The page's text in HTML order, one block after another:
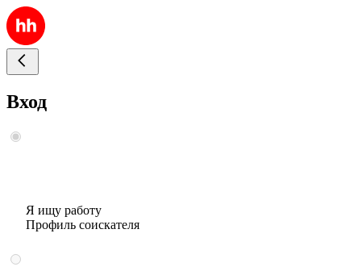
Вход
Я ищу работу
Профиль соискателя